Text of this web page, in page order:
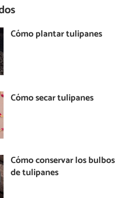
Cómo plantar tulipanes
Cómo secar tulipanes
Cómo conservar los bulbos
de tulipanes